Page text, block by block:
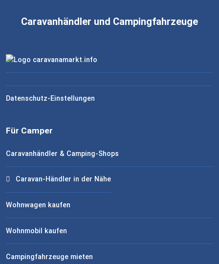
Caravanhändler und Campingfahrzeuge
Datenschutz-Einstellungen
Für Camper
Caravanhändler & Camping-Shops
Caravan-Händler in der Nähe
Wohnwagen kaufen
Wohnmobil kaufen
Campingfahrzeuge mieten